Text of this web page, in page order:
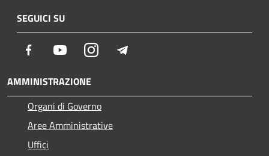
SEGUICI SU
Facebook YoutubeInstagram
AMMINISTRAZIONE
Organi di Governo
Aree Amministrative
Uffici